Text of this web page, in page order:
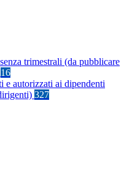
trimestrali (da pubblicare
16
e autorizzati ai dipendenti
327